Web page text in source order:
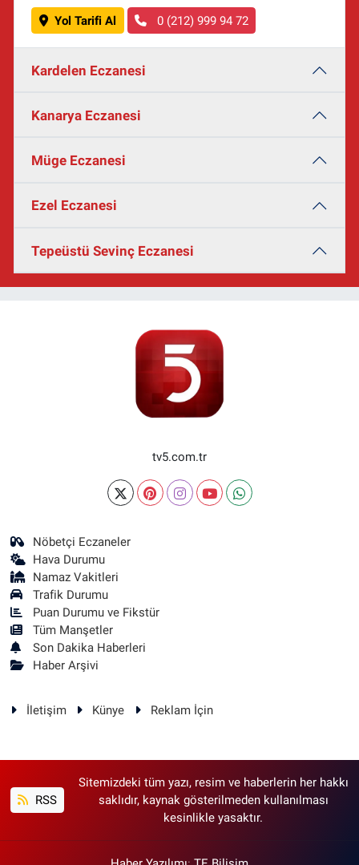
Yol Tarifi Al 0 (212) 999 94 72
Kardelen Eczanesi
Kanarya Eczanesi
Müge Eczanesi
Ezel Eczanesi
Tepeüstü Sevinç Eczanesi
tv5.com.tr
Nöbetçi Eczaneler
Hava Durumu
Namaz Vakitleri
Trafik Durumu
Puan Durumu ve Fikstür
Tüm Manşetler
Son Dakika Haberleri
Haber Arşivi
İletişim Künye Reklam İçin
RSS
Sitemizdeki tüm yazı, resim ve haberlerin her hakkı
saklıdır, kaynak gösterilmeden kullanılması
kesinlikle yasaktır.